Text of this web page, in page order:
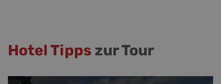
Hotel Tipps zur Tour